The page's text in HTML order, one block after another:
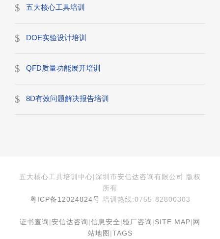
五大核心工具培训
DOE实验设计培训
QFD质量功能展开培训
8D有效问题解决报告培训
五大核心工具培训中心|深圳市安信达咨询有限公司 版权
所有
粤ICP备12024824号 培训热线:0755-82800303
证书查询|安信达咨询|信息安全|验厂咨询|SITE MAP| 网
站地图 |TAGS